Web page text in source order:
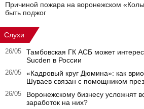
Причиной пожара на воронежском
быть поджог
Слухи
26/05
Тамбовская ГК АСБ может
Sucden в России
26/05
«Кадровый круг Дюмина»: как
Шуваев связан с помощником
26/05
Воронежскому бизнесу усложнят
заработок на них?